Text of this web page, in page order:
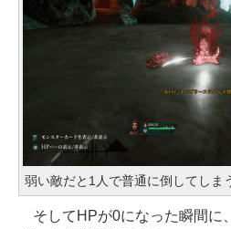
弱い敵だと1人で普通に倒してしま
そしてHPが0になった瞬間に